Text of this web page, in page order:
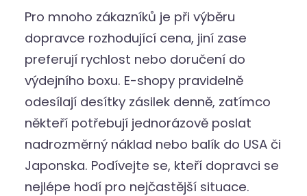
Pro mnoho zákazníků je při výběru
dopravce rozhodující cena, jiní zase
preferují rychlost nebo doručení do
výdejního boxu. E-shopy pravidelně
odesílají desítky zásilek denně, zatímco
někteří potřebují jednorázově poslat
nadrozměrný náklad nebo balík do USA či
Japonska. Podívejte se, kteří dopravci se
nejlépe hodí pro nejčastější situace.